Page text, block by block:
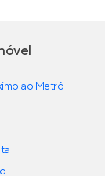
ao Metrô